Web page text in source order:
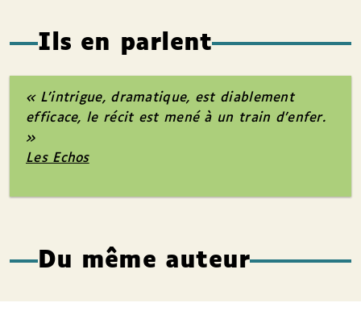
Ils en parlent
« L’intrigue, dramatique, est diablement
efficace, le récit est mené à un train d’enfer.
»
Les Echos
Du même auteur